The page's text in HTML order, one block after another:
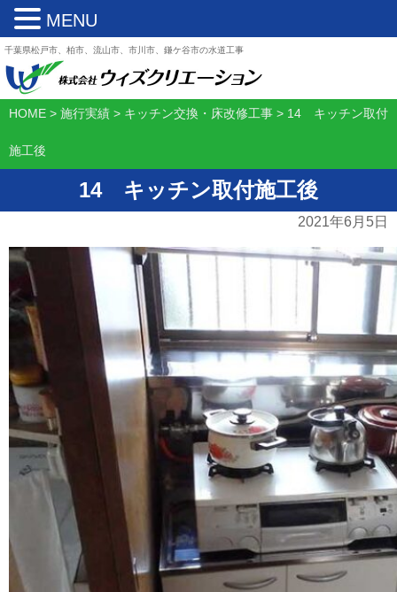
千葉県松戸市、柏市、流山市、市川市、鎌ケ谷市の水道工事
HOME > 施行実績 > キッチン交換・床改修工事 > 14 キッチン取付
施工後
14 キッチン取付施工後
2021年6月5日
MENU